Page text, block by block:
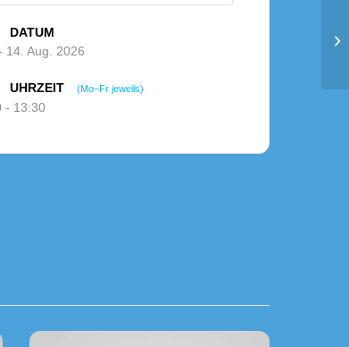
DATUM
14. Aug. 2026
UHRZEIT (Mo–Fr jeweils)
- 13:30